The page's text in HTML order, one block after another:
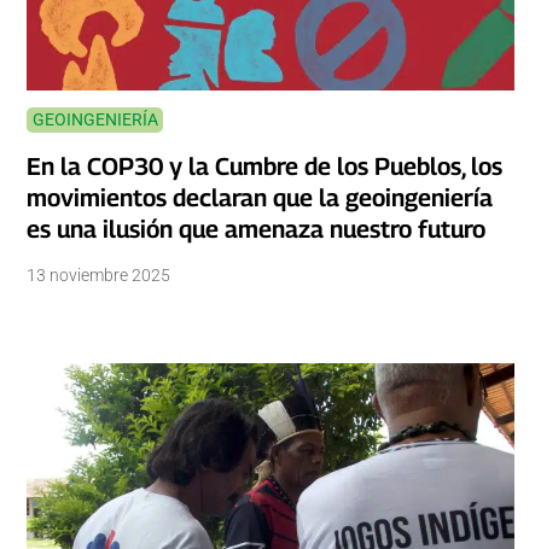
GEOINGENIERÍA
En la COP30 y la Cumbre de los Pueblos, los
movimientos declaran que la geoingeniería
es una ilusión que amenaza nuestro futuro
13 noviembre 2025